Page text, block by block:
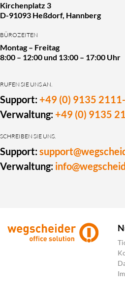
Kirchenplatz 3
D-91093 Heßdorf, Hannberg
BÜROZEITEN
Montag – Freitag
8:00 – 12:00 und 13:00 – 17:00 Uhr
RUFEN SIE UNS AN.
Support: +49 (0) 9135
Verwaltung: +49 (0) 9135
SCHREIBEN SIE UNS.
Support:
Verwaltung: